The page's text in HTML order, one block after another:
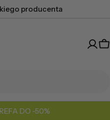
producenta
DO -50%